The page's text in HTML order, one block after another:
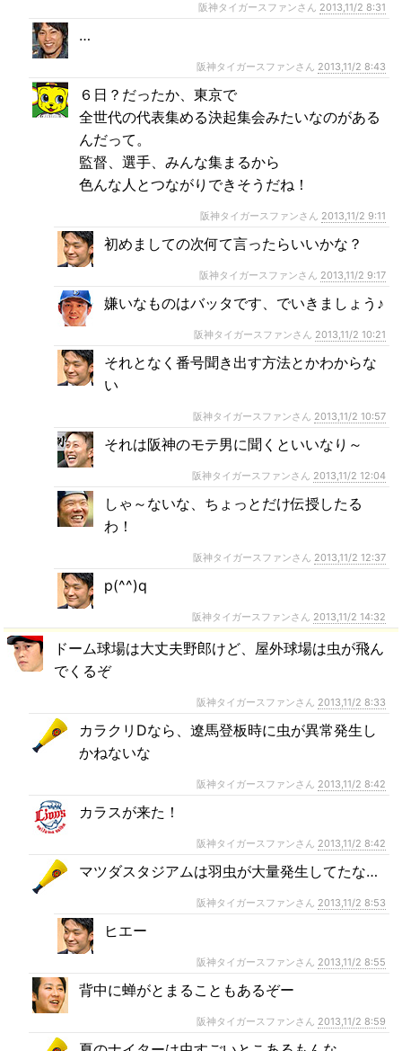
阪神タイガースファンさん 2013,11/2 8:31
…
阪神タイガースファンさん 2013,11/2 8:43
６日？だったか、東京で
全世代の代表集める決起集会みたいなのがある
んだって。
監督、選手、みんな集まるから
色んな人とつながりできそうだね！
阪神タイガースファンさん 2013,11/2 9:11
初めましての次何て言ったらいいかな？
阪神タイガースファンさん 2013,11/2 9:17
嫌いなものはバッタです、でいきましょう♪
阪神タイガースファンさん 2013,11/2 10:21
それとなく番号聞き出す方法とかわからな
い
阪神タイガースファンさん 2013,11/2 10:57
それは阪神のモテ男に聞くといいなり～
阪神タイガースファンさん 2013,11/2 12:04
しゃ～ないな、ちょっとだけ伝授したる
わ！
阪神タイガースファンさん 2013,11/2 12:37
p(^^)q
阪神タイガースファンさん 2013,11/2 14:32
ドーム球場は大丈夫野郎けど、屋外球場は虫が飛ん
でくるぞ
阪神タイガースファンさん 2013,11/2 8:33
カラクリDなら、遼馬登板時に虫が異常発生し
かねないな
阪神タイガースファンさん 2013,11/2 8:42
カラスが来た！
阪神タイガースファンさん 2013,11/2 8:42
マツダスタジアムは羽虫が大量発生してたな…
阪神タイガースファンさん 2013,11/2 8:53
ヒエー
阪神タイガースファンさん 2013,11/2 8:55
背中に蝉がとまることもあるぞー
阪神タイガースファンさん 2013,11/2 8:59